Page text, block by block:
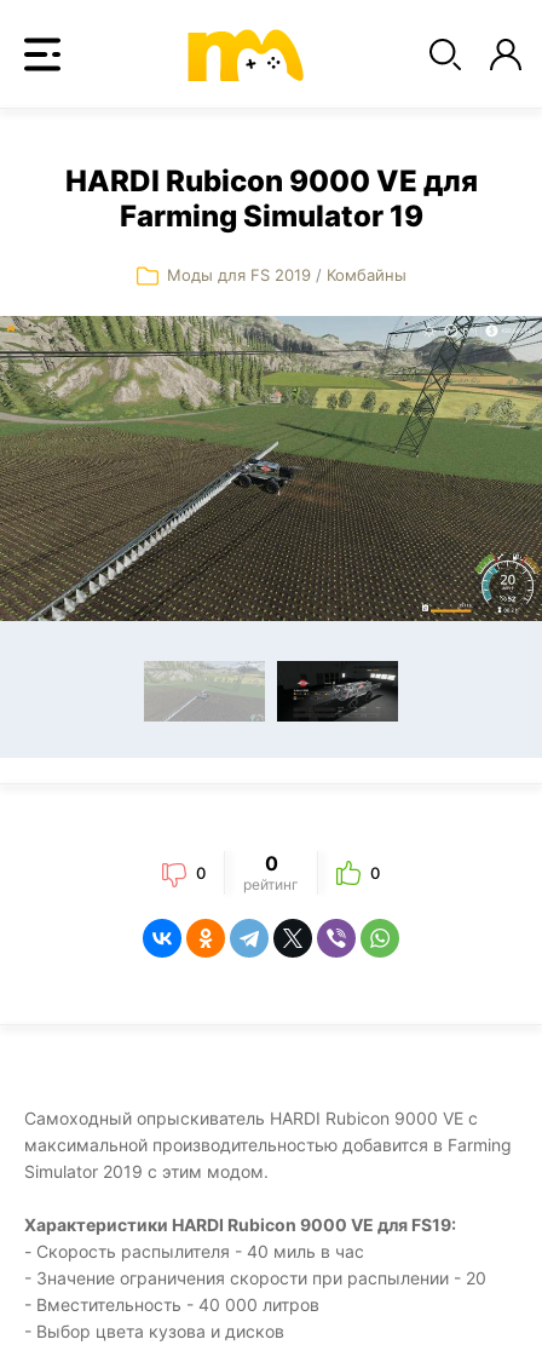
HARDI Rubicon 9000 VE для
Farming Simulator 19
Моды для FS 2019/ Комбайны
0 0
рейтинг
0
Самоходный опрыскиватель HARDI Rubicon 9000 VE с
максимальной производительностью добавится в Farming
Simulator 2019 с этим модом.
Характеристики HARDI Rubicon 9000 VE для FS19:
- Скорость распылителя - 40 миль в час
- Значение ограничения скорости при распылении - 20
- Вместительность - 40 000 литров
- Выбор цвета кузова и дисков